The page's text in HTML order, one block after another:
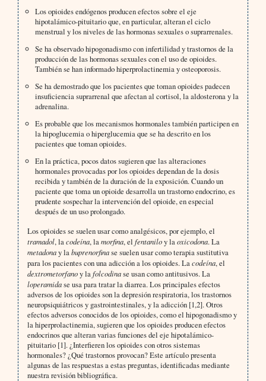
Los opioides endógenos producen efectos sobre el eje
hipotalámico-pituitario que, en particular, alteran el ciclo
menstrual y los niveles de las hormonas sexuales o suprarrenales.
Se ha observado hipogonadismo con infertilidad y trastornos de la
producción de las hormonas sexuales con el uso de opioides.
También se han informado hiperprolactinemia y osteoporosis.
Se ha demostrado que los pacientes que toman opioides padecen
insuficiencia suprarrenal que afectan al cortisol, la aldosterona y la
adrenalina.
Es probable que los mecanismos hormonales también participen en
la hipoglucemia o hiperglucemia que se ha descrito en los
pacientes que toman opioides.
En la práctica, pocos datos sugieren que las alteraciones
hormonales provocadas por los opioides dependan de la dosis
recibida y también de la duración de la exposición. Cuando un
paciente que toma un opioide desarrolla un trastorno endocrino, es
prudente sospechar la intervención del opioide, en especial
después de un uso prolongado.
Los opioides se suelen usar como analgésicos, por ejemplo, el
tramadol, lacodeína, lamorfina, el fentaniloy laoxicodona. La
metadonay labuprenorfinase suelen usar como terapia sustitutiva
para los pacientes con una adicción a los opioides. Lacodeína, el
dextrometorfanoy lafolcodinase usan como antitusivos. La
loperamidase usa para tratar la diarrea. Los principales efectos
adversos de los opioides son la depresión respiratoria, los trastornos
neuropsiquiátricos y gastrointestinales, y la adicción [1,2]. Otros
efectos adversos conocidos de los opioides, como el hipogonadismo y
la hiperprolactinemia, sugieren que los opioides producen efectos
endocrinos que alteran varias funciones del eje hipotalámico-
pituitario [1]. ¿Interfieren los opioides con otros sistemas
hormonales? ¿Qué trastornos provocan? Este artículo presenta
algunas de las respuestas a estas preguntas, identificadas mediante
nuestra revisión bibliográfica.